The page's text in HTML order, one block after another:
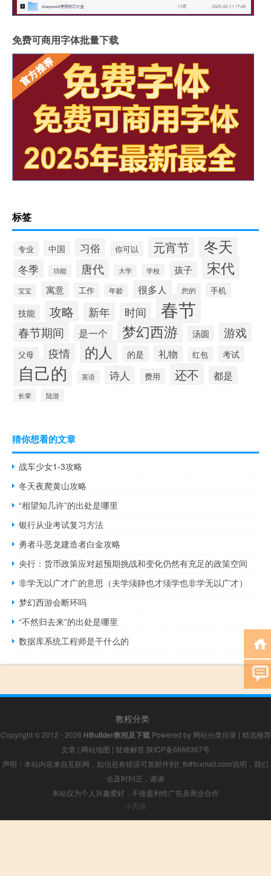
免费可商用字体批量下载
标签
专业 中国 习俗 你可以 元宵节 冬天
冬季 功能 唐代 大学 学校 孩子 宋代
宝宝 寓意 工作 年龄 很多人 您的 手机
技能 攻略 新年 时间 春节
春节期间 是一个 梦幻西游 汤圆 游戏
父母 疫情 的人 的是 礼物 红包 考试
自己的 英语 诗人 费用 还不 都是
长辈 陆游
猜你想看的文章
战车少女1-3攻略
冬天夜爬黄山攻略
“相望知几许”的出处是哪里
银行从业考试复习方法
勇者斗恶龙建造者白金攻略
央行：货币政策应对超预期挑战和变化仍然有充足的政策空间
非学无以广才广的意思（夫学须静也才须学也非学无以广才）
梦幻西游会断环吗
“不然归去来”的出处是哪里
数据库系统工程师是干什么的
教程分类
Copyright © 2012 - 2026 HBuilder教程及下载Powered by 网站分类目录 | 精选推荐
文章 | 网站地图 | 疑难解答 陕ICP备6666367号
声明：本站内容来自互联网，如信息有错误可发邮件到f_fb#foxmail.com说明，我们
会及时纠正，谢谢
本站仅为个人兴趣爱好，不接盈利性广告及商业合作
小男孩